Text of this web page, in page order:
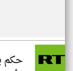
حكم